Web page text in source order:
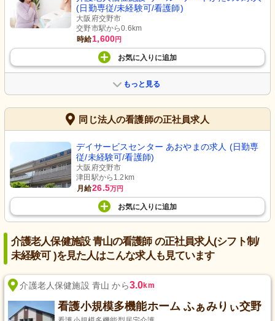
(日勤専従/未経験可/看護師)
大阪府交野市
交野市駅から0.6km
時給1,600円
お気に入り に追加
もっと見る
同じ法人の看護師の正社員求人
デイサービスセンター あおやまの求人 (日勤専
従/未経験可/看護師)
大阪府交野市
津田駅から1.2km
月給26.5万円
お気に入り に追加
介護老人保健施設 青山の看護師 の正社員求人(シフト制/
未経験可 )を見た人はこんな求人も見ています
介護老人保健施設 青山 から3.0km
看護小規模多機能ホーム ふぁみりぃ交野